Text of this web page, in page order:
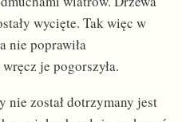
wycięte. Tak więc w
nie poprawiła
je pogorszyła.
nie został dotrzymany jest